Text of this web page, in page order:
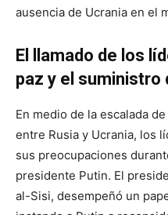
ausencia de Ucrania en el
El llamado de los
paz y el suministro
En medio de la escalada
entre Rusia y Ucrania, los
sus preocupaciones
presidente Putin. El
al-Sisi, desempeñó un